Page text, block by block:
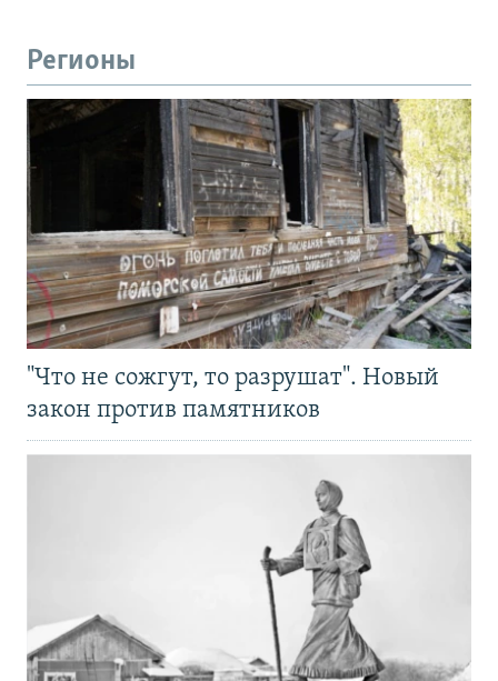
Регионы
"Что не сожгут, то разрушат". Новый
закон против памятников